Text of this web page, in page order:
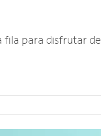
para disfrutar